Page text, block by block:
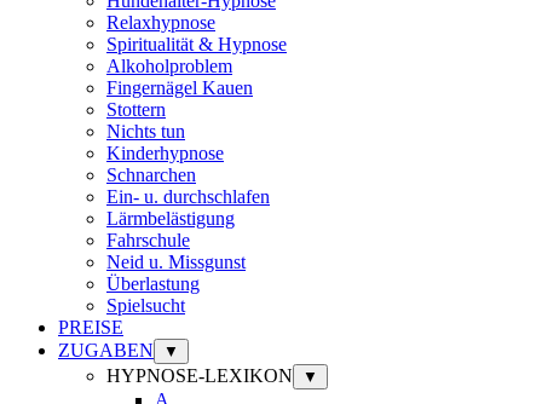
Relaxhypnose
Spiritualität & Hypnose
Alkoholproblem
Fingernägel Kauen
Stottern
Nichts tun
Kinderhypnose
Schnarchen
Ein- u. durchschlafen
Lärmbelästigung
Fahrschule
Neid u. Missgunst
Überlastung
Spielsucht
PREISE
ZUGABEN
▼
HYPNOSE-LEXIKON ▼
A